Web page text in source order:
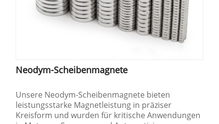
Neodym-Scheibenmagnete
Unsere Neodym-Scheibenmagnete bieten
leistungsstarke Magnetleistung in präziser
Kreisform und wurden für kritische Anwendungen